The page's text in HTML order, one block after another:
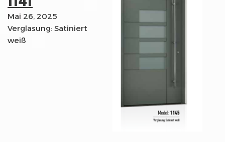
Mai 26, 2025
Verglasung: Satiniert
weiß